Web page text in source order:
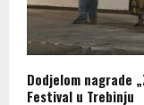
Dodjelom nagrade
Festival u Trebinju